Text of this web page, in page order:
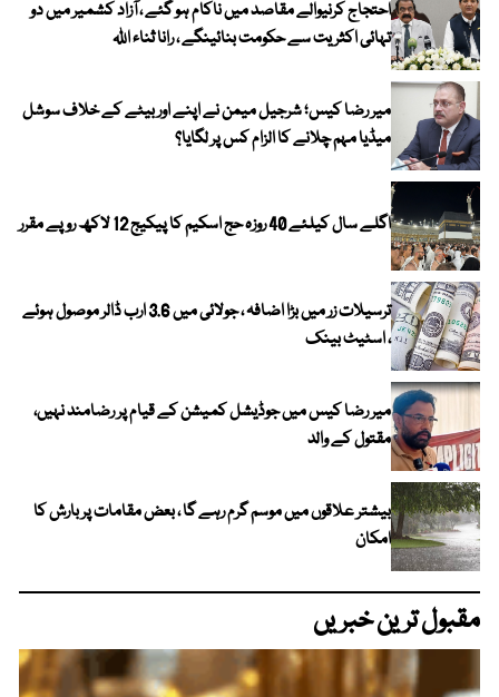
احتجاج کرنیوالے مقاصد میں ناکام ہو گئے ، آزاد کشمیر میں دو
تہائی اکثریت سے حکومت بنائینگے ، رانا ثناء اللہ
میر رضا کیس؛ شرجیل میمن نے اپنے اور بیٹے کے خلاف سوشل
میڈیا مہم چلانے کا الزام کس پر لگایا؟
اگلے سال کیلئے 40 روزہ حج اسکیم کا پیکیج 12 لاکھ روپے مقرر
ترسیلات زر میں بڑا اضافہ ، جولائی میں 3.6 ارب ڈالر موصول ہوئے
، اسٹیٹ بینک
میر رضا کیس میں جوڈیشل کمیشن کے قیام پر رضامند نہیں،
مقتول کے والد
بیشتر علاقوں میں موسم گرم رہے گا ، بعض مقامات پر بارش کا
امکان
مقبول ترین خبریں